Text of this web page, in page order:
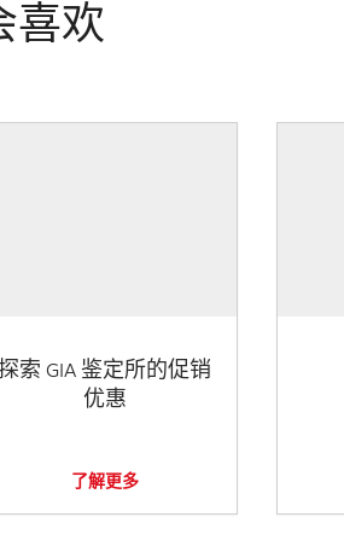
喜欢
索 GIA 鉴定所的促销
优惠
了解更多